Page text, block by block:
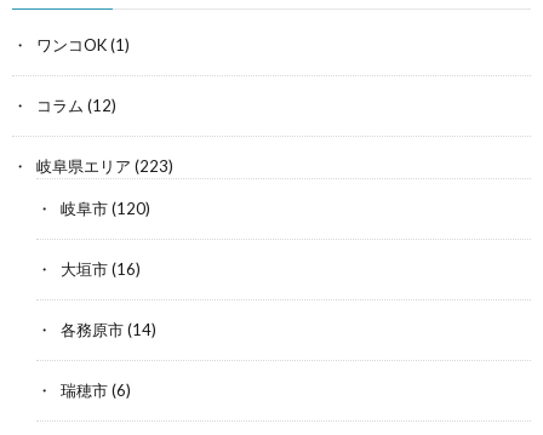
ワンコOK(1)
コラム (12)
岐阜県エリア (223)
岐阜市(120)
大垣市(16)
各務原市(14)
瑞穂市(6)